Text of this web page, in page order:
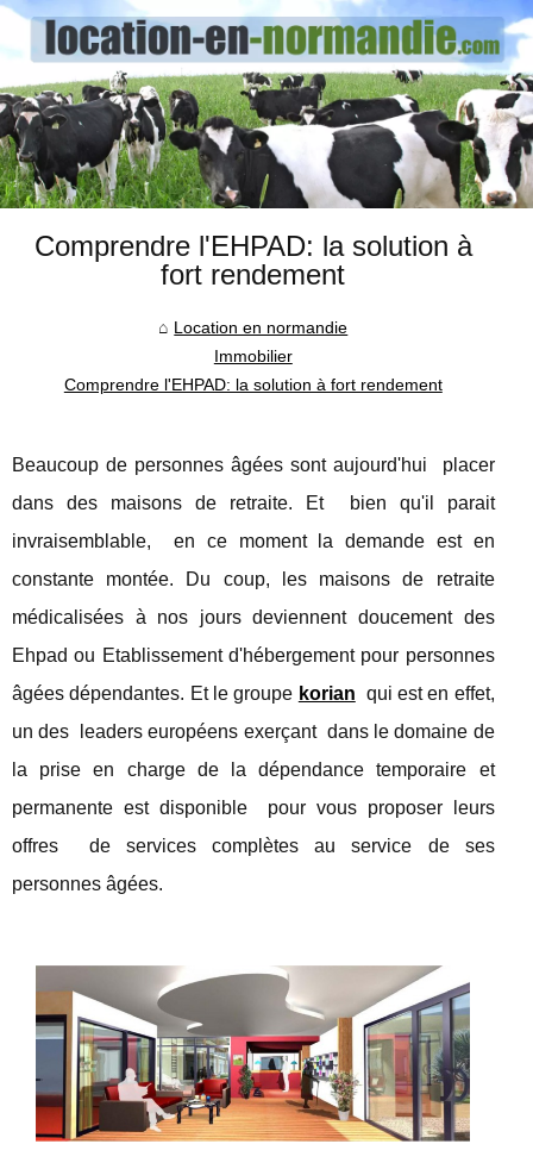
Comprendre l'EHPAD: la solution à
fort rendement
Location en normandie
Immobilier
Comprendre l'EHPAD: la solution à fort rendement
Beaucoup de personnes âgées sont aujourd'hui placer
dans des maisons de retraite. Et bien qu'il parait
invraisemblable, en ce moment la demande est en
constante montée. Du coup, les maisons de retraite
médicalisées à nos jours deviennent doucement des
Ehpad ou Etablissement d'hébergement pour personnes
âgées dépendantes. Et le groupe korian qui est en effet,
un des leaders européens exerçant dans le domaine de
la prise en charge de la dépendance temporaire et
permanente est disponible pour vous proposer leurs
offres de services complètes au service de ses
personnes âgées.